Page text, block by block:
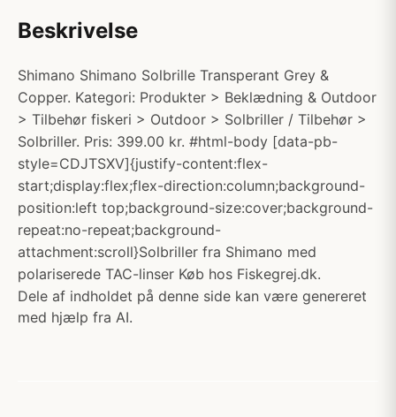
Beskrivelse
Shimano Shimano Solbrille Transperant Grey &
Copper. Kategori: Produkter > Beklædning & Outdoor
> Tilbehør fiskeri > Outdoor > Solbriller / Tilbehør >
Solbriller. Pris: 399.00 kr. #html-body [data-pb-
style=CDJTSXV]{justify-content:flex-
start;display:flex;flex-direction:column;background-
position:left top;background-size:cover;background-
repeat:no-repeat;background-
attachment:scroll}Solbriller fra Shimano med
polariserede TAC-linser Køb hos Fiskegrej.dk.
Dele af indholdet på denne side kan være genereret
med hjælp fra AI.